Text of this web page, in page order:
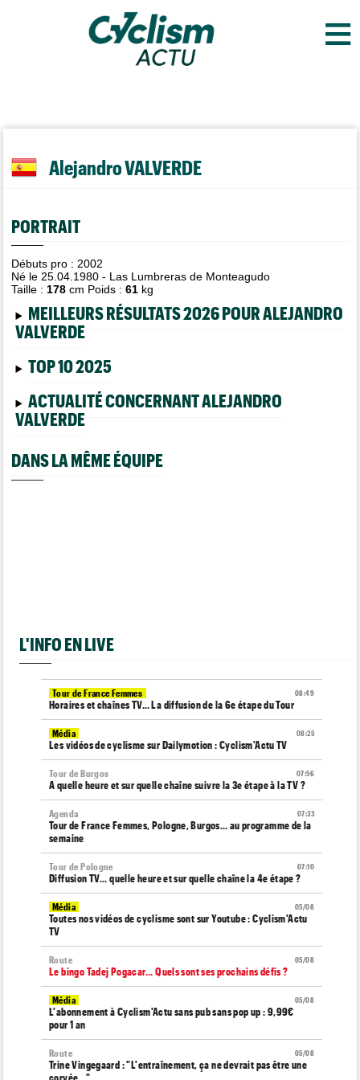
≡
Alejandro VALVERDE
PORTRAIT
Débuts pro : 2002
Né le 25.04.1980 - Las Lumbreras de Monteagudo
Taille : 178 cm Poids :61 kg
MEILLEURS RÉSULTATS 2026 POUR ALEJANDRO
VALVERDE
TOP 10 2025
ACTUALITÉ CONCERNANT ALEJANDRO
VALVERDE
DANS LA MÊME ÉQUIPE
L'INFO EN LIVE
08:49
Tour de France Femmes
Horaires et chaînes TV… La diffusion de la 6e étape du Tour
08:25
Média
Les vidéos de cyclisme sur Dailymotion : Cyclism'Actu TV
07:56
Tour de Burgos
A quelle heure et sur quelle chaîne suivre la 3e étape à la TV ?
07:33
Agenda
Tour de France Femmes, Pologne, Burgos… au programme de la
semaine
07:10
Tour de Pologne
Diffusion TV... quelle heure et sur quelle chaîne la 4e étape ?
05/08
Média
Toutes nos vidéos de cyclisme sont sur Youtube : Cyclism'Actu
TV
05/08
Route
Le bingo Tadej Pogacar... Quels sont ses prochains défis ?
05/08
Média
L'abonnement à Cyclism'Actu sans pub sans pop up : 9,99€
pour 1 an
05/08
Route
Trine Vingegaard : "L'entraînement, ça ne devrait pas être une